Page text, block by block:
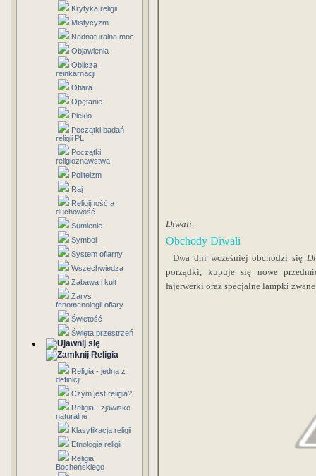
Krytyka religii
Mistycyzm
Nadnaturalna moc
Objawienia
Oblicza
reinkarnacji
Ofiara
Opętanie
Piekło
Początki badań
religii PL
Początki
religioznawstwa
Politeizm
Raj
Religijność a
duchowość
Sumienie
Symbol
System ofiarny
Wszechwiedza
Zabawa i kult
Zarys
fenomenologii ofiary
Świetość
Święta przestrzeń
Religia
Religia - jedna z
definicji
Czym jest religia?
Religia - zjawisko
naturalne
Klasyfikacja religii
Etnologia religii
Religia
Bocheńskiego
Diwali.
Obchody Diwali
Dwa dni wcześniej obchodzi się
porządki, kupuje się nowe
fajerwerki oraz specjalne lampki